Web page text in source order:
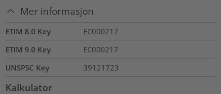
Mer informasjon
ETIM 8.0 Key
EC000217
ETIM 9.0 Key
EC000217
UNSPSC Key
39121723
Kalkulator